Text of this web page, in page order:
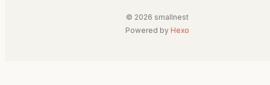
© 2026 smallnest
Powered by Hexo